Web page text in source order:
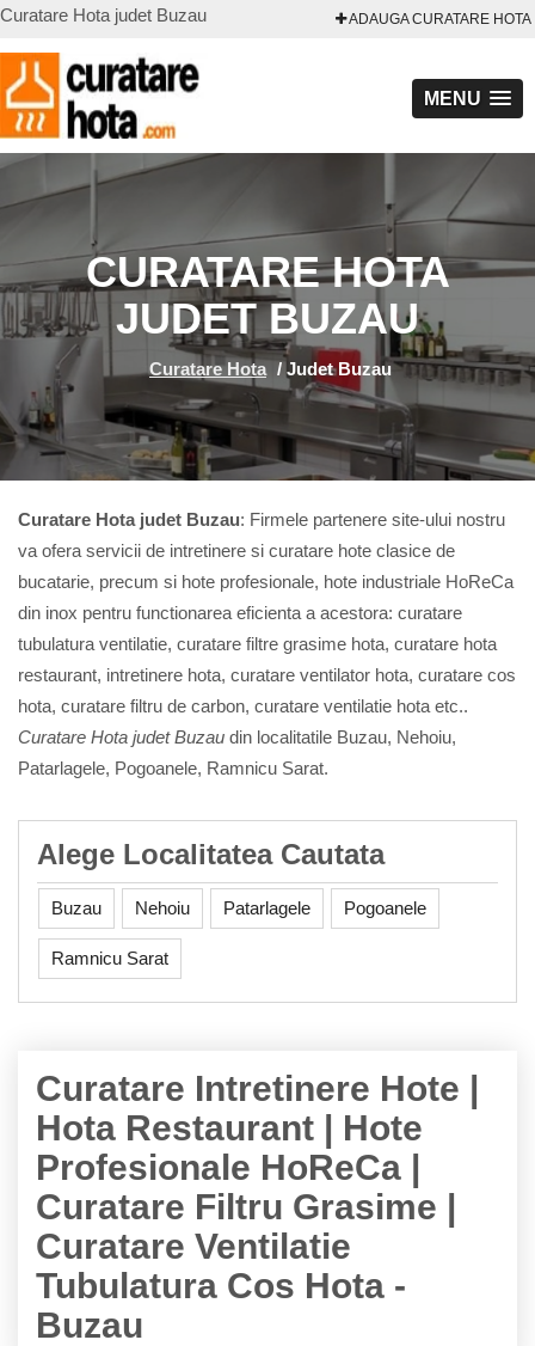
Curatare Hota judet Buzau ADAUGA CURATARE HOTA
MENU
CURATARE HOTA
JUDET BUZAU
Curatare Hota / Judet Buzau
Curatare Hota judet Buzau: Firmele partenere site-ului nostru
va ofera servicii de intretinere si curatare hote clasice de
bucatarie, precum si hote profesionale, hote industriale HoReCa
din inox pentru functionarea eficienta a acestora: curatare
tubulatura ventilatie, curatare filtre grasime hota, curatare hota
restaurant, intretinere hota, curatare ventilator hota, curatare cos
hota, curatare filtru de carbon, curatare ventilatie hota etc..
Curatare Hota judet Buzau din localitatile Buzau, Nehoiu,
Patarlagele, Pogoanele, Ramnicu Sarat.
Alege Localitatea Cautata
Buzau Nehoiu Patarlagele Pogoanele
Ramnicu Sarat
Curatare Intretinere Hote |
Hota Restaurant | Hote
Profesionale HoReCa |
Curatare Filtru Grasime |
Curatare Ventilatie
Tubulatura Cos Hota -
Buzau